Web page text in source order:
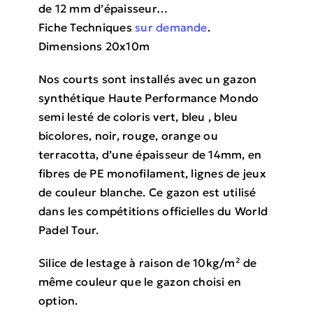
de 12 mm d’épaisseur…
Fiche Techniques sur demande.
Dimensions 20x10m
Nos courts sont installés avec un gazon
synthétique Haute Performance Mondo
semi lesté de coloris vert, bleu , bleu
bicolores, noir, rouge, orange ou
terracotta, d’une épaisseur de 14mm, en
fibres de PE monofilament, lignes de jeux
de couleur blanche. Ce gazon est utilisé
dans les compétitions officielles du World
Padel Tour.
Silice de lestage à raison de 10kg/m² de
même couleur que le gazon choisi en
option.